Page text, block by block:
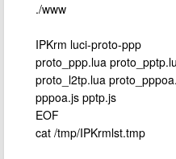
./www
IPKrm luci-proto-ppp
proto_ppp.lua
proto_l2tp.lua
pppoa.js pptp.js
EOF
cat /tmp/IPKrmlst.tmp